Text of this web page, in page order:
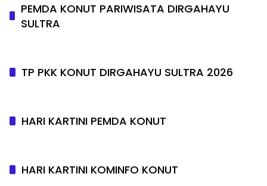
PEMDA KONUT PARIWISATA DIRGAHAYU
SULTRA
TP PKK KONUT DIRGAHAYU SULTRA 2026
HARI KARTINI PEMDA KONUT
HARI KARTINI KOMINFO KONUT